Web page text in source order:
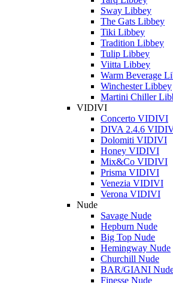
Sway Libbey
The Gats Libbey
Tiki Libbey
Tradition Libbey
Tulip Libbey
Viitta Libbey
Warm Beverage
Winchester Libbey
Martini Chiller
VIDIVI
Concerto VIDIVI
DIVA 2.4.6
Dolomiti VIDIVI
Honey VIDIVI
Mix&Co VIDIVI
Prisma VIDIVI
Venezia VIDIVI
Verona VIDIVI
Nude
Savage Nude
Hepburn Nude
Big Top Nude
Hemingway Nude
Churchill Nude
BAR/GIANI
Finesse Nude